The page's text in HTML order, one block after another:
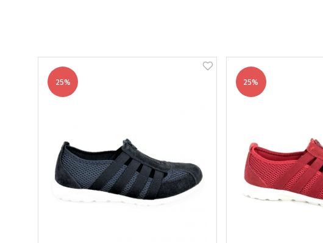
25% 25%